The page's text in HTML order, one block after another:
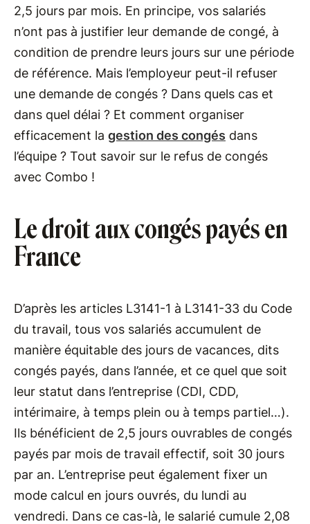
2,5 jours par mois. En principe, vos salariés
n’ont pas à justifier leur demande de congé, à
condition de prendre leurs jours sur une période
de référence. Mais l’employeur peut-il refuser
une demande de congés ? Dans quels cas et
dans quel délai ? Et comment organiser
efficacement la gestion des congés dans
l’équipe ? Tout savoir sur le refus de congés
avec Combo !
Le droit aux congés payés en
France
D’après les articles L3141-1 à L3141-33 du Code
du travail, tous vos salariés accumulent de
manière équitable des jours de vacances, dits
congés payés, dans l’année, et ce quel que soit
leur statut dans l’entreprise (CDI, CDD,
intérimaire, à temps plein ou à temps partiel…).
Ils bénéficient de 2,5 jours ouvrables de congés
payés par mois de travail effectif, soit 30 jours
par an. L’entreprise peut également fixer un
mode calcul en jours ouvrés, du lundi au
vendredi. Dans ce cas-là, le salarié cumule 2,08